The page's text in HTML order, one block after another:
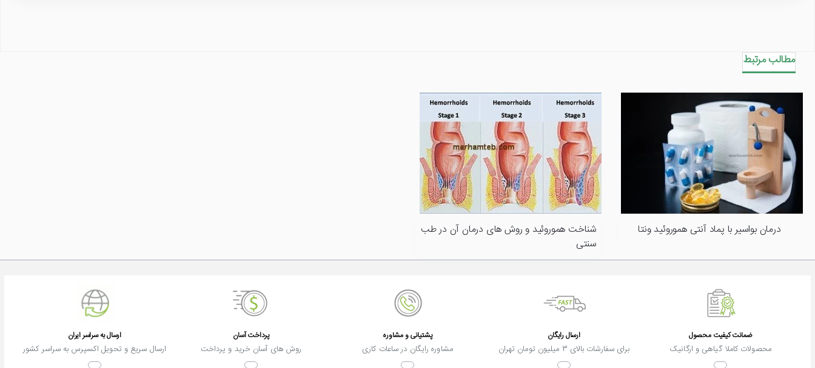
مطالب مرتبط
درمان بواسیر با پماد آنتی هموروئید ونتا
شناخت هموروئید و روش های درمان آن در طب
سنتی
ضمانت کیفیت محصول
محصولات کاملا گیاهی و ارگانیک
ارسال رایگان
برای سفارشات بالای 3 میلیون تومان تهران
پشتیانی و مشاوره
مشاوره رایگان در ساعات کاری
پرداخت آسان
روش های آسان خرید و پرداخت
ارسال به سراسر ایران
ارسال سریع و تحویل اکسپرس به سراسر کشور